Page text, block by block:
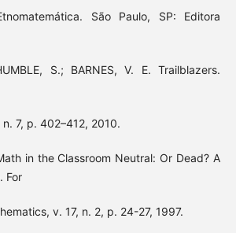
São Paulo, SP: Editora
S.; BARNES, V. E. Trailblazers.
7, p. 402–412, 2010.
in the Classroom Neutral: Or Dead? A
For
v. 17, n. 2, p. 24-27, 1997.